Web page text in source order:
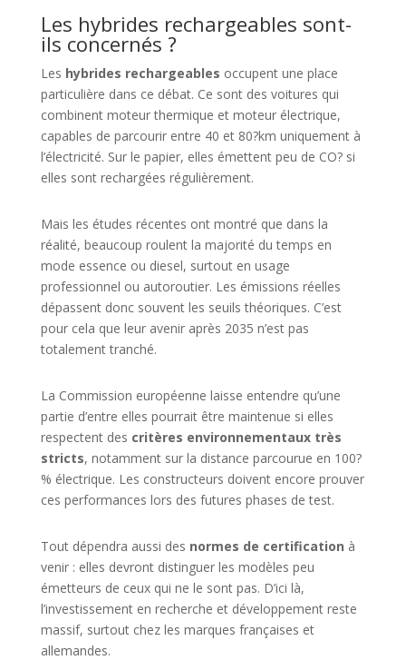
Les hybrides rechargeables sont-
ils concernés ?
Les hybrides rechargeables occupent une place
particulière dans ce débat. Ce sont des voitures qui
combinent moteur thermique et moteur électrique,
capables de parcourir entre 40 et 80?km uniquement à
l’électricité. Sur le papier, elles émettent peu de CO? si
elles sont rechargées régulièrement.
Mais les études récentes ont montré que dans la
réalité, beaucoup roulent la majorité du temps en
mode essence ou diesel, surtout en usage
professionnel ou autoroutier. Les émissions réelles
dépassent donc souvent les seuils théoriques. C’est
pour cela que leur avenir après 2035 n’est pas
totalement tranché.
La Commission européenne laisse entendre qu’une
partie d’entre elles pourrait être maintenue si elles
respectent des critères environnementaux très
stricts, notamment sur la distance parcourue en 100?
% électrique. Les constructeurs doivent encore prouver
ces performances lors des futures phases de test.
Tout dépendra aussi des normes de certification à
venir : elles devront distinguer les modèles peu
émetteurs de ceux qui ne le sont pas. D’ici là,
l’investissement en recherche et développement reste
massif, surtout chez les marques françaises et
allemandes.